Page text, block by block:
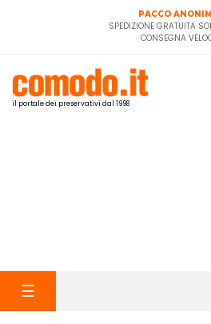
PACCO
SPEDIZIONE GRATUITA
CONSEGNA
il portale dei preservativi dal 1998
navigazione
☰